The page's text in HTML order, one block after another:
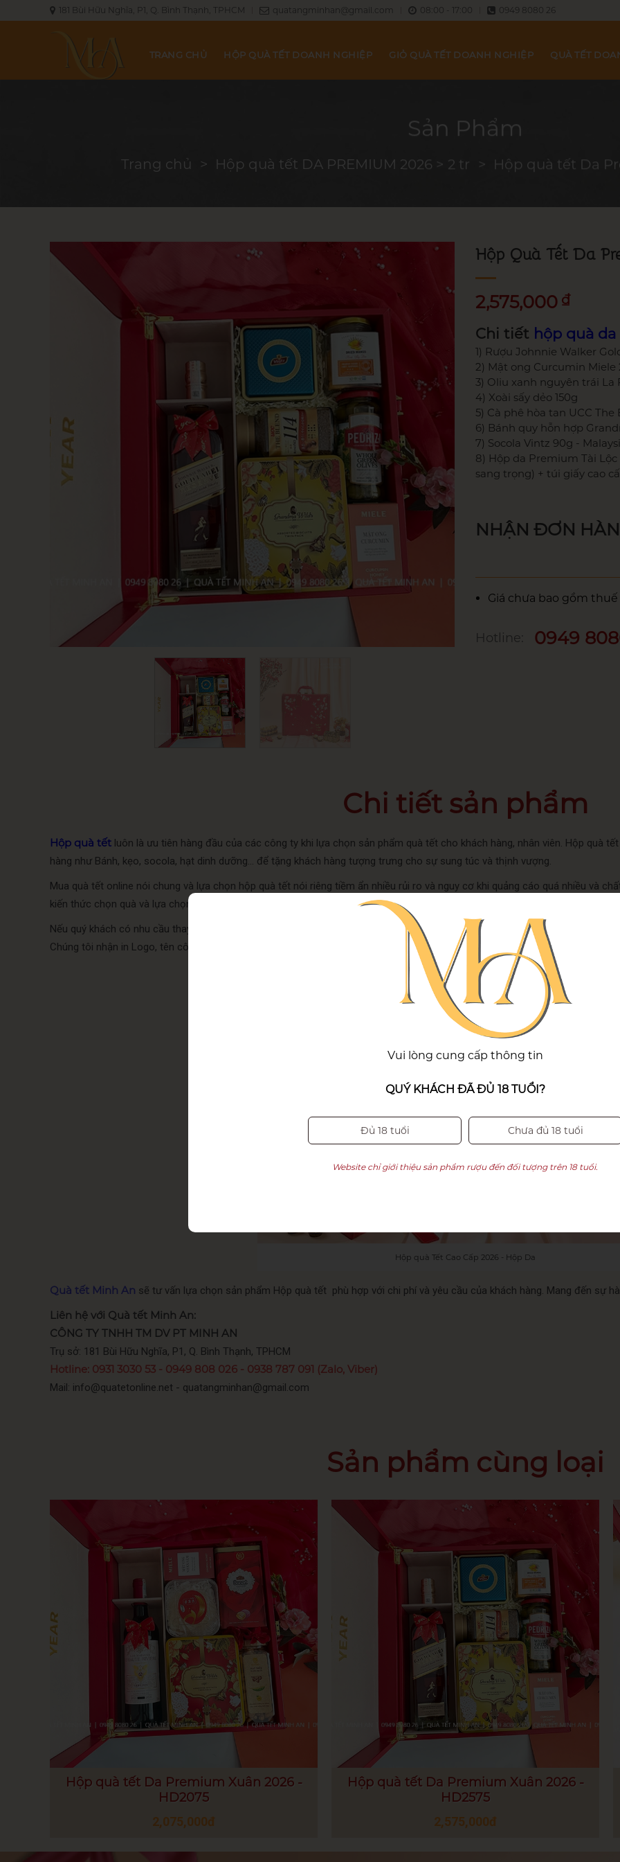
181 Bùi Hữu Nghĩa, P1, Q. Bình Thạnh, TPHCM quatangminhan@gmail.com 08:00 - 17:00 0949 8080 26
TRANG CHỦ HỘP QUÀ TẾT DOANH NGHIỆP GIỎ QUÀ TẾT DOANH NGHIỆP QUÀ TẾT
Sản Phẩm
Trang chủ Hộp quà tết DA PREMIUM 2026 > 2 tr Hộp quà tết Da
Hộp Quà Tết Da
2,575,000 ₫
Chi tiết hộp quà da
1) Rượu Johnnie Walker
2) Mật ong Curcumin Miele
3) Oliu xanh nguyên trái La
4) Xoài sấy dẻo 150g
5) Cà phê hòa tan UCC The
6) Bánh quy hỗn hợp
7) Socola Vintz 90g -
8) Hộp da Premium Tài
sang trọng) + túi giấy cao
NHẬN ĐƠN
Giá chưa bao gồm thuế
Hotline: 0949
Chi tiết sản phẩm
Hộp quà tết luôn là ưu tiên hàng đầu của các công ty khi lựa chọn sản phẩm quà tết cho khách hàng, nhân viên. Hộp quà
hàng như Bánh, kẹo, socola, hạt dinh dưỡng… để tặng khách hàng tượng trưng cho sự sung túc và thịnh vượng.
Mua quà tết online nói chung và lựa chọn hộp quà tết nói riêng tiềm ẩn nhiều rủi ro và nguy cơ khi quảng cáo quá nhiều và
kiến thức chọn quà và lựa chọn nhà cung cấp uy tín để mua quà tết.Quatetminhan.com
Nếu quý khách có nhu cầu thay đổi sản phẩm trong
vui lòng liên hệ Quà tết Minh An.
Chúng tôi nhận in Logo, tên công ty lên hộp quà (Nếu đơn hàng > 30 hộp , in logo miễn phí ; Nếu đơn hàng < 30 hộp in logo phí
Hộp quà Tết Cao Cấp 2026 - Hộp Da
Quà tết Minh An sẽ tư vấn lựa chọn sản phẩm Hộp quà tết phù hợp với chi phí và yêu cầu của khách hàng. Mang đến sự
Liên hệ với Quà tết Minh An:
CÔNG TY TNHH TM DV PT MINH AN
Trụ sở: 181 Bùi Hữu Nghĩa, P1, Q. Bình Thạnh, TPHCM
Hotline: 0931 3030 53 - 0949 808 026 - 0938 787 091 (Zalo, Viber)
Mail: info@quatetonline.net - quatangminhan@gmail.com
Sản phẩm cùng loại
Hộp quà tết Da Premium Xuân 2026 -
HD2075
2,075,000đ
Hộp quà tết Da Premium Xuân 2026 -
HD2575
2,575,000đ
Vui lòng cung cấp thông tin
QUÝ KHÁCH ĐÃ ĐỦ 18 TUỔI?
Đủ 18 tuổi Chưa đủ 18 tuổi
Website chỉ giới thiệu sản phẩm rượu đến đối tượng trên 18 tuổi.